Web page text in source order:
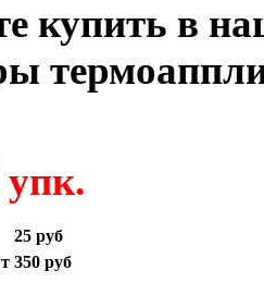
купить в
упк.
25 руб
350 руб